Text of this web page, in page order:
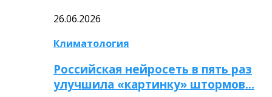
26.06.2026
Климатология
Российская нейросеть в пять раз
улучшила «картинку» штормов…